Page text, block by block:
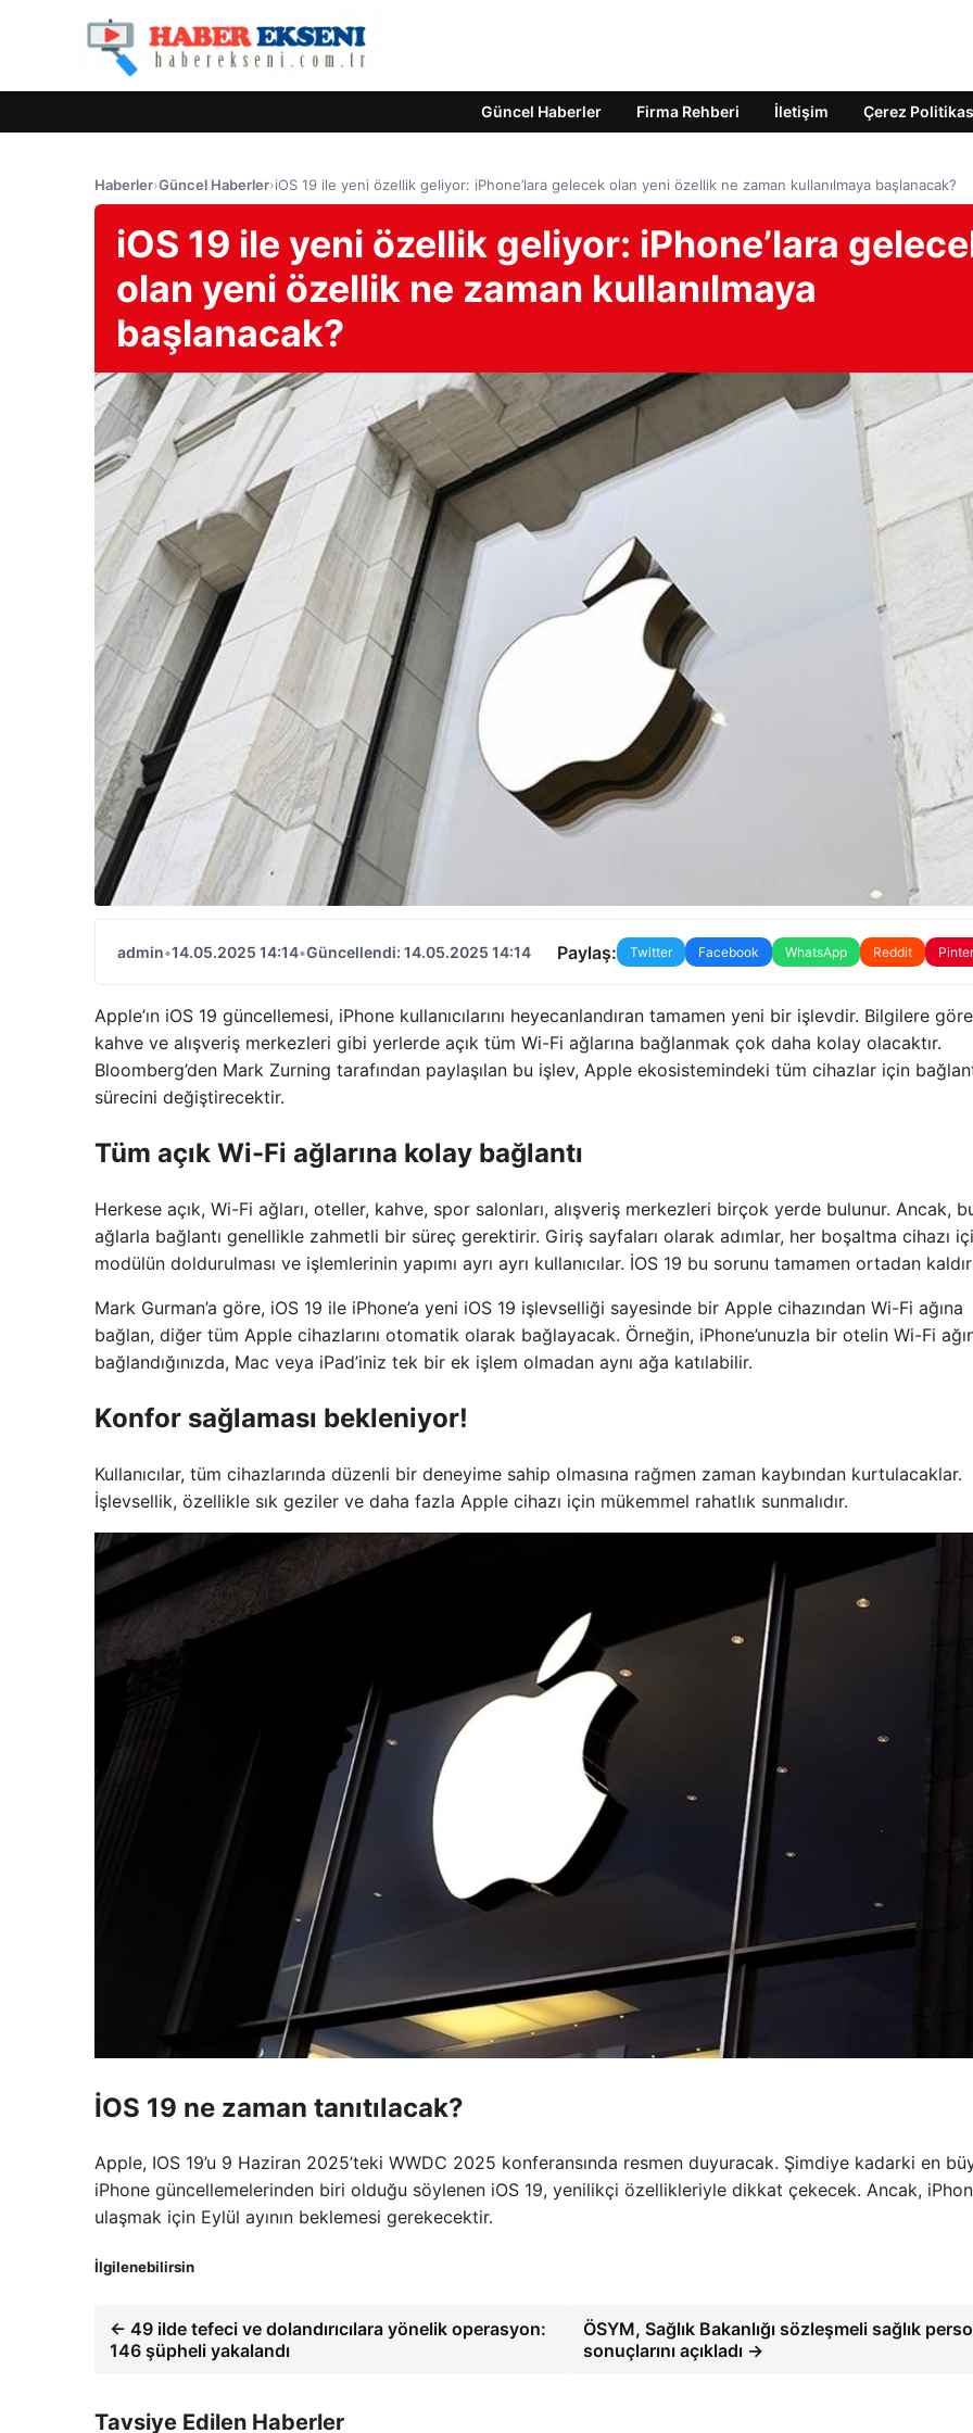
Güncel Haberler Firma Rehberi İletişim Çerez
Haberler›Güncel Haberler›iOS 19 ile yeni özellik geliyor: iPhone’lara gelecek olan yeni özellik ne zaman kullanılmaya başlanacak?
iOS 19 ile yeni özellik geliyor: iPhone’lara
olan yeni özellik ne zaman kullanılmaya
başlanacak?
admin•14.05.2025 14:14•Güncellendi: 14.05.2025 14:14 Paylaş: Twitter Facebook WhatsApp Reddit
Apple’ın iOS 19 güncellemesi, iPhone kullanıcılarını heyecanlandıran tamamen yeni bir işlevdir. Bilgilere
kahve ve alışveriş merkezleri gibi yerlerde açık tüm Wi-Fi ağlarına bağlanmak çok daha kolay olacaktır.
Bloomberg’den Mark Zurning tarafından paylaşılan bu işlev, Apple ekosistemindeki tüm cihazlar için
sürecini değiştirecektir.
Tüm açık Wi-Fi ağlarına kolay bağlantı
Herkese açık, Wi-Fi ağları, oteller, kahve, spor salonları, alışveriş merkezleri birçok yerde bulunur. Ancak,
ağlarla bağlantı genellikle zahmetli bir süreç gerektirir. Giriş sayfaları olarak adımlar, her boşaltma cihazı
modülün doldurulması ve işlemlerinin yapımı ayrı ayrı kullanıcılar. İOS 19 bu sorunu tamamen ortadan
Mark Gurman’a göre, iOS 19 ile iPhone’a yeni iOS 19 işlevselliği sayesinde bir Apple cihazından Wi-Fi ağına
bağlan, diğer tüm Apple cihazlarını otomatik olarak bağlayacak. Örneğin, iPhone’unuzla bir otelin Wi-Fi
bağlandığınızda, Mac veya iPad’iniz tek bir ek işlem olmadan aynı ağa katılabilir.
Konfor sağlaması bekleniyor!
Kullanıcılar, tüm cihazlarında düzenli bir deneyime sahip olmasına rağmen zaman kaybından kurtulacaklar.
İşlevsellik, özellikle sık geziler ve daha fazla Apple cihazı için mükemmel rahatlık sunmalıdır.
İOS 19 ne zaman tanıtılacak?
Apple, IOS 19’u 9 Haziran 2025’teki WWDC 2025 konferansında resmen duyuracak. Şimdiye kadarki en
iPhone güncellemelerinden biri olduğu söylenen iOS 19, yenilikçi özellikleriyle dikkat çekecek. Ancak,
ulaşmak için Eylül ayının beklemesi gerekecektir.
İlgilenebilirsin
← 49 ilde tefeci ve dolandırıcılara yönelik operasyon:
146 şüpheli yakalandı
ÖSYM, Sağlık Bakanlığı sözleşmeli sağlık
sonuçlarını açıkladı →
Tavsiye Edilen Haberler